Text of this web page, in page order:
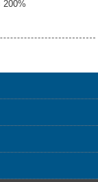
200%